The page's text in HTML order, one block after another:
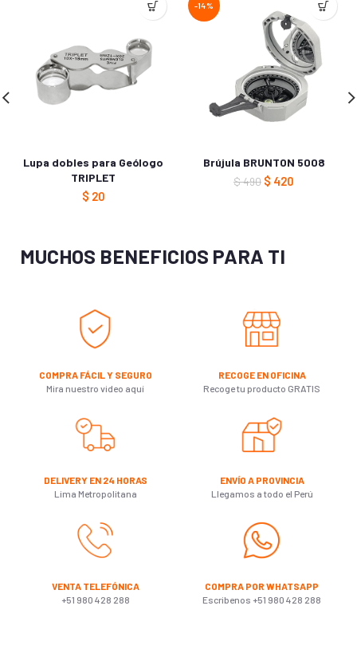
Lupa dobles para Geólogo
TRIPLET
$ 20
-14%
Brújula BRUNTON 5008
$490 $ 420
MUCHOS BENEFICIOS PARA TI
COMPRA FÁCIL Y SEGURO
Mira nuestro video aquí
RECOGE EN OFICINA
Recoge tu producto GRATIS
DELIVERY EN 24 HORAS
Lima Metropolitana
ENVÍO A PROVINCIA
Llegamos a todo el Perú
VENTA TELEFÓNICA
+51 980 428 288
COMPRA POR WHATSAPP
Escribenos +51 980 428 288